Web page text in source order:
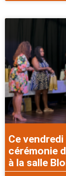
Ce
cérémonie
à la salle